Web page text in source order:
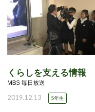
くらしを支える情報
MBS 毎日放送
2019.12.13 5年生